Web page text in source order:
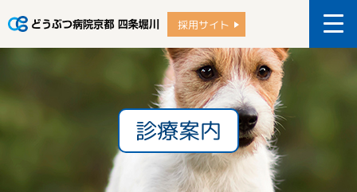
採用サイト
診療案内